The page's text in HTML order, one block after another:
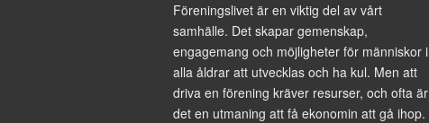
Föreningslivet är en viktig del av vårt
samhälle. Det skapar gemenskap,
engagemang och möjligheter för människor i
alla åldrar att utvecklas och ha kul. Men att
driva en förening kräver resurser, och ofta är
det en utmaning att få ekonomin att gå ihop.